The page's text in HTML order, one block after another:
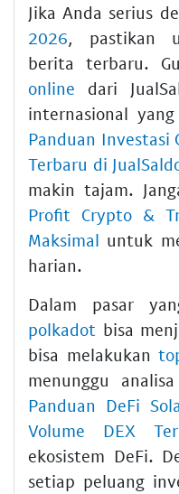
Jika Anda serius
2026, pastikan
berita terbaru.
online dari
internasional
Panduan Investasi
Terbaru di
makin tajam.
Profit Crypto &
Maksimal untuk
harian.
Dalam pasar
polkadot bisa
bisa melakukan
menunggu
Panduan DeFi
Volume DEX
ekosistem DeFi.
setiap peluang